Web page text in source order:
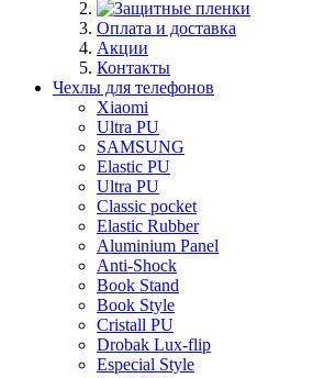
Оплата и доставка
Акции
Контакты
Чехлы для телефонов
Xiaomi
Ultra PU
SAMSUNG
Elastic PU
Ultra PU
Classic pocket
Elastic Rubber
Aluminium Panel
Anti-Shock
Book Stand
Book Style
Cristall PU
Drobak Lux-flip
Especial Style